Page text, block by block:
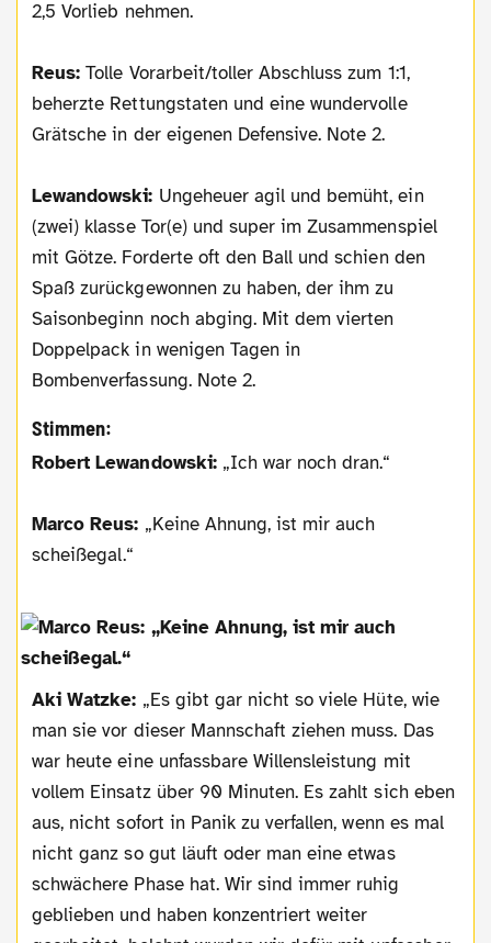
2,5 Vorlieb nehmen.
Reus:Tolle Vorarbeit/toller Abschluss zum 1:1,
beherzte Rettungstaten und eine wundervolle
Grätsche in der eigenen Defensive. Note 2.
Lewandowski: Ungeheuer agil und bemüht, ein
(zwei) klasse Tor(e) und super im Zusammenspiel
mit Götze. Forderte oft den Ball und schien den
Spaß zurückgewonnen zu haben, der ihm zu
Saisonbeginn noch abging. Mit dem vierten
Doppelpack in wenigen Tagen in
Bombenverfassung. Note 2.
Stimmen:
Robert Lewandowski: „Ich war noch dran.“
Marco Reus: „Keine Ahnung, ist mir auch
scheißegal.“
Aki Watzke: „Es gibt gar nicht so viele Hüte, wie
man sie vor dieser Mannschaft ziehen muss. Das
war heute eine unfassbare Willensleistung mit
vollem Einsatz über 90 Minuten. Es zahlt sich eben
aus, nicht sofort in Panik zu verfallen, wenn es mal
nicht ganz so gut läuft oder man eine etwas
schwächere Phase hat. Wir sind immer ruhig
geblieben und haben konzentriert weiter